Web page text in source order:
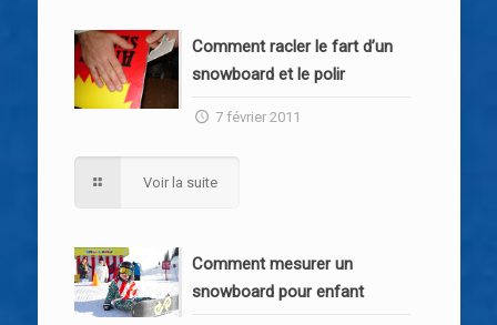
Comment racler le fart d’un
snowboard et le polir
7 février 2011
Voir la suite
Comment mesurer un
snowboard pour enfant